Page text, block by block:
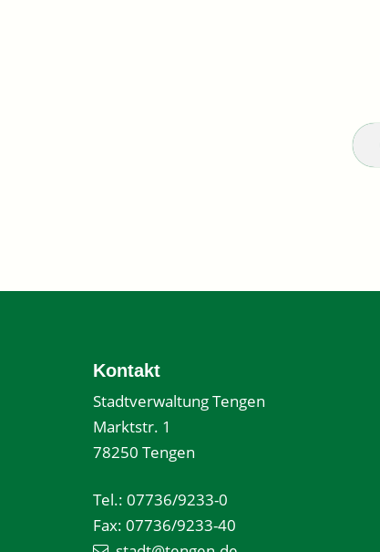
Kontakt
Stadtverwaltung Tengen
Marktstr. 1
78250 Tengen
Tel.: 07736/9233-0
Fax: 07736/9233-40